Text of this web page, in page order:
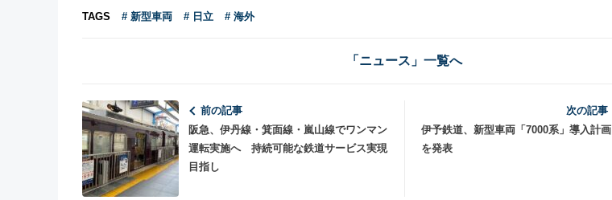
TAGS # 新型車両 # 日立 # 海外
「ニュース」一覧へ
前の記事
阪急、伊丹線・箕面線・嵐山線でワンマン
運転実施へ 持続可能な鉄道サービス実現
目指し
次の記事
伊予鉄道、新型車両「7000系」導入計画
を発表